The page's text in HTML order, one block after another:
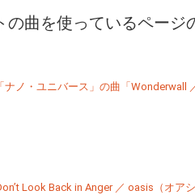
の曲を使っているページ
ナノ・ユニバース」の曲「Wonderwall
Look Back in Anger ／ oasis（オアシ